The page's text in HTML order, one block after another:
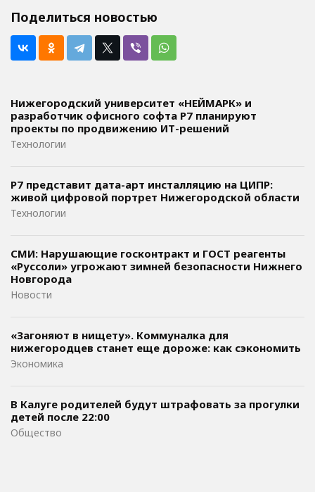
Поделиться новостью
Нижегородский университет «НЕЙМАРК» и
разработчик офисного софта P7 планируют
проекты по продвижению ИТ-решений
Технологии
Р7 представит дата-арт инсталляцию на ЦИПР:
живой цифровой портрет Нижегородской области
Технологии
СМИ: Нарушающие госконтракт и ГОСТ реагенты
«Руссоли» угрожают зимней безопасности Нижнего
Новгорода
Новости
«Загоняют в нищету». Коммуналка для
нижегородцев станет еще дороже: как сэкономить
Экономика
В Калуге родителей будут штрафовать за прогулки
детей после 22:00
Общество